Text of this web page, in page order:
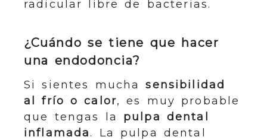
radicular libre de bacterias.
¿Cuándo se tiene que hacer
una endodoncia?
Si sientes muchasensibilidad
al frío o calor, es muy probable
que tengas la
pulpa dental
inflamada. La pulpa dental